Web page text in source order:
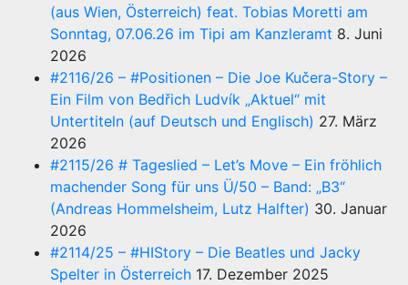
(aus Wien, Österreich) feat. Tobias Moretti am
Sonntag, 07.06.26 im Tipi am Kanzleramt 8. Juni
2026
#2116/26 – #Positionen – Die Joe Kučera-Story –
Ein Film von Bedřich Ludvík „Aktuel“ mit
Untertiteln (auf Deutsch und Englisch) 27. März
2026
#2115/26 # Tageslied – Let’s Move – Ein fröhlich
machender Song für uns Ü/50 – Band: „B3“
(Andreas Hommelsheim, Lutz Halfter) 30. Januar
2026
#2114/25 – #HIStory – Die Beatles und Jacky
Spelter in Österreich 17. Dezember 2025